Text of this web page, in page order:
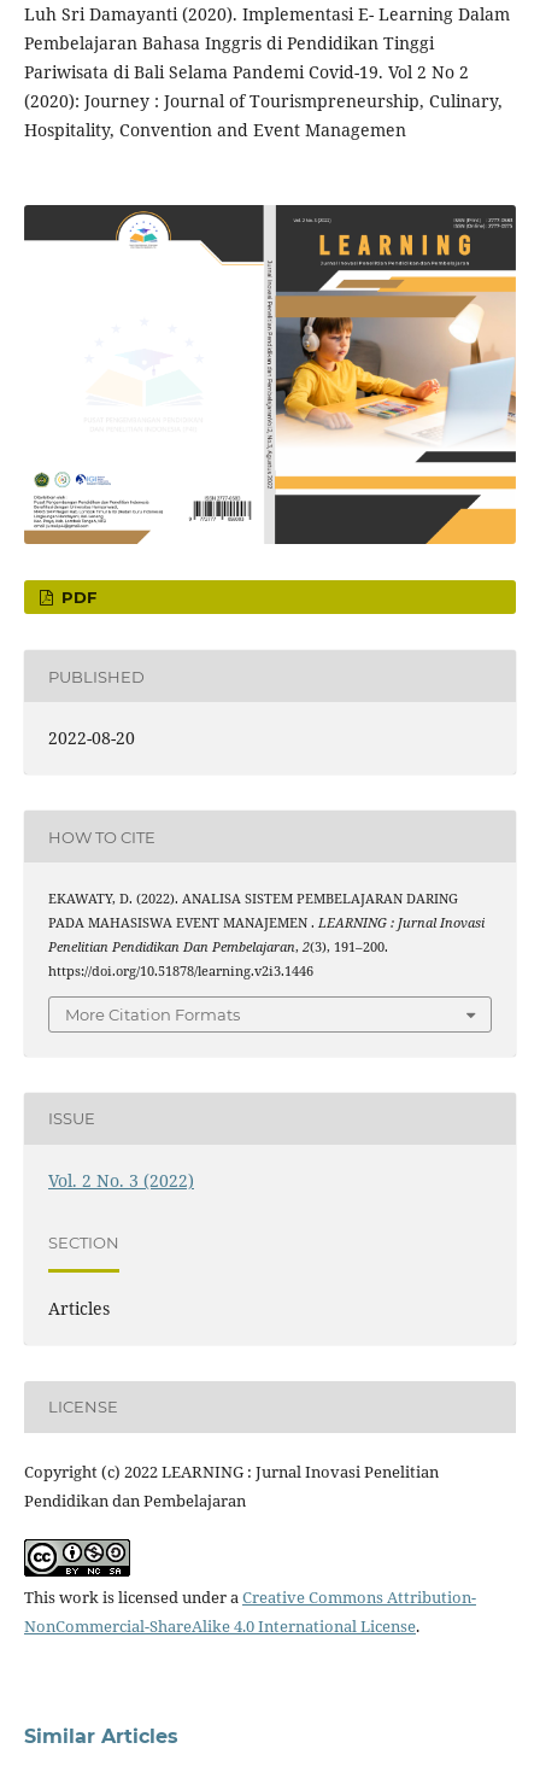
Luh Sri Damayanti (2020). Implementasi E- Learning Dalam
Pembelajaran Bahasa Inggris di Pendidikan Tinggi
Pariwisata di Bali Selama Pandemi Covid-19. Vol 2 No 2
(2020): Journey : Journal of Tourismpreneurship, Culinary,
Hospitality, Convention and Event Managemen
PDF
PUBLISHED
2022-08-20
HOW TO CITE
EKAWATY, D. (2022). ANALISA SISTEM PEMBELAJARAN DARING
PADA MAHASISWA EVENT MANAJEMEN . LEARNING : Jurnal Inovasi
Penelitian Pendidikan Dan Pembelajaran, 2(3), 191–200.
https://doi.org/10.51878/learning.v2i3.1446
More Citation Formats
ISSUE
Vol. 2 No. 3 (2022)
SECTION
Articles
LICENSE
Copyright (c) 2022 LEARNING : Jurnal Inovasi Penelitian
Pendidikan dan Pembelajaran
This work is licensed under aCreative Commons Attribution-
NonCommercial-ShareAlike 4.0 International License.
Similar Articles